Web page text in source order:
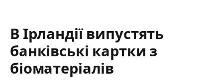
В Ірландії випустять
банківські картки з
біоматеріалів